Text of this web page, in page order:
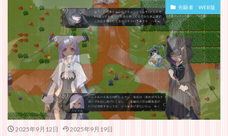
先駆者 WEB版
2025年9月12日 2025年9月19日